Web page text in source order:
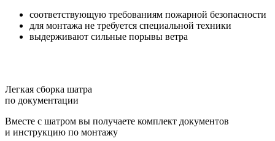
соответствующую требованиям пожарной безопасности
для монтажа не требуется специальной техники
выдерживают сильные порывы ветра
Легкая сборка шатра
по документации
Вместе с шатром вы получаете комплект документов
и инструкцию по монтажу